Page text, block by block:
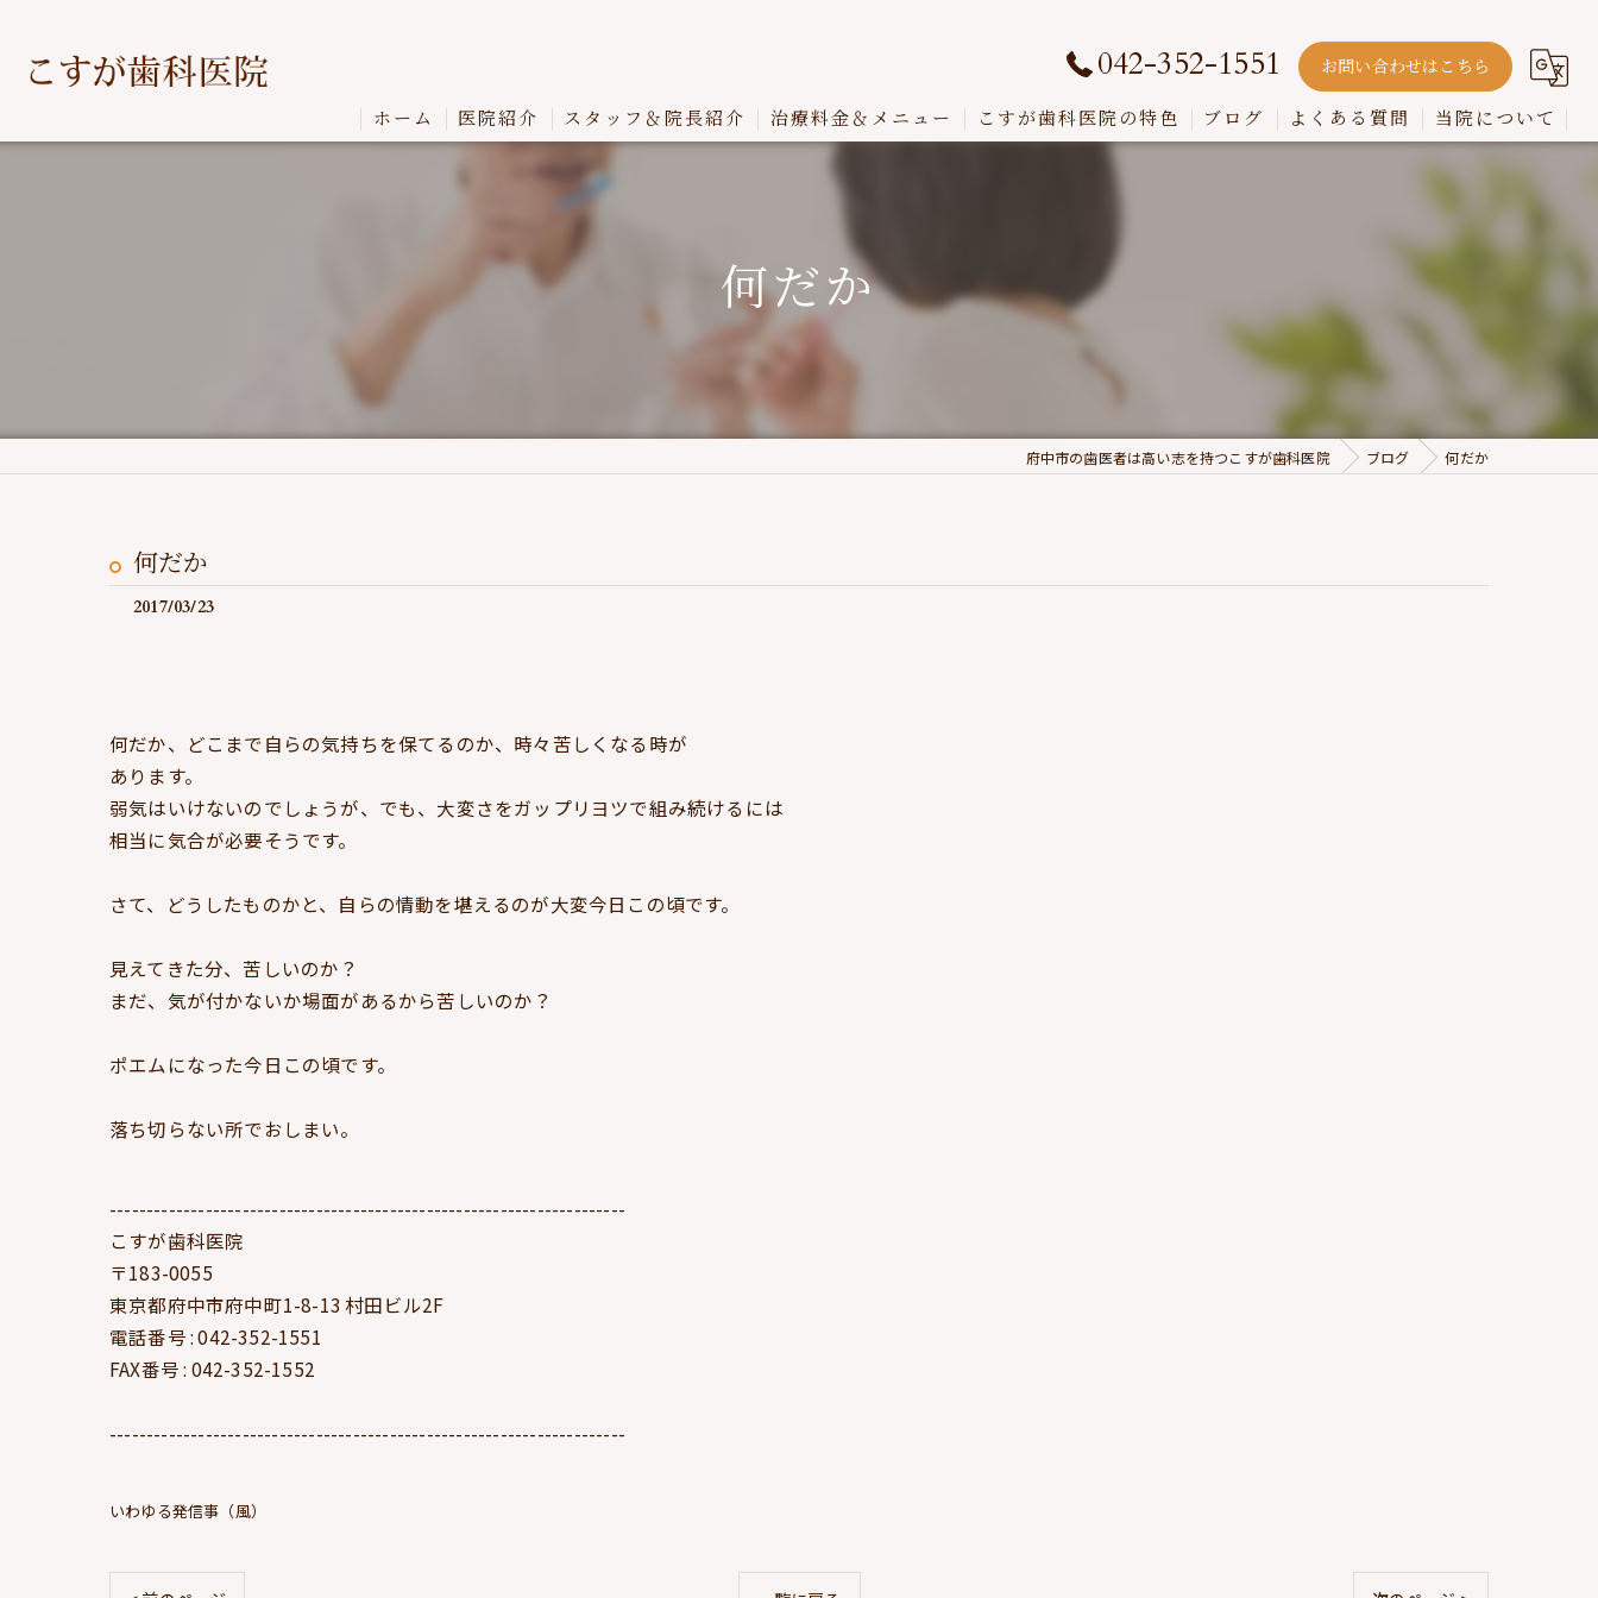
042-352-1551 お問い合わせはこちら
ホーム 医院紹介 スタッフ＆院長紹介 治療料金＆メニュー こすが歯科医院の特色 ブログ よくある質問 当院について
インプラント
入れ歯
歯周病
虫歯
何だか
府中市の歯医者は高い志を持つこすが歯科医院 ブログ 何だか
何だか
2017/03/23
何だか、どこまで自らの気持ちを保てるのか、時々苦しくなる時が
あります。
弱気はいけないのでしょうが、でも、大変さをガップリヨツで組み続けるには
相当に気合が必要そうです。
さて、どうしたものかと、自らの情動を堪えるのが大変今日この頃です。
見えてきた分、苦しいのか？
まだ、気が付かないか場面があるから苦しいのか？
ポエムになった今日この頃です。
落ち切らない所でおしまい。
----------------------------------------------------------------------
こすが歯科医院
〒183-0055
東京都府中市府中町1-8-13 村田ビル2F
電話番号 : 042-352-1551
FAX番号 : 042-352-1552
----------------------------------------------------------------------
いわゆる発信事（風）